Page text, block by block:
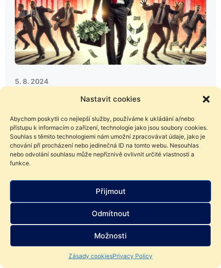
Nastavit cookies
Abychom poskytli co nejlepší služby, používáme k ukládání a/nebo
přístupu k informacím o zařízení, technologie jako jsou soubory cookies.
Souhlas s těmito technologiemi nám umožní zpracovávat údaje, jako je
chování při procházení nebo jedinečná ID na tomto webu. Nesouhlas
nebo odvolání souhlasu může nepříznivě ovlivnit určité vlastnosti a
funkce.
Přijmout
Odmítnout
Možnosti
Zásady cookiesPrivacy Policy
5. 8. 2024
„Krvavá lázeň“ na trzích? Proč je teď
nemyslíte)
Jako dlouholetý investor jsem zažil mnoho tzv. „krvavých
lázní“ na akciových trzích. A věřte mi, současná korekce
není ničím jiným než větším výprodejem. Dovolte mi
vysvětlit proč. Lekce z historie: Proč panika nikdy
včera. Média křičela o „ztracené dekádě“ a investoři